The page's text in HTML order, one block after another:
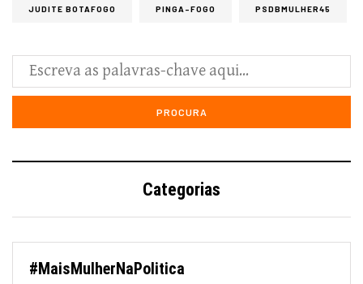
JUDITE BOTAFOGO PINGA-FOGO PSDBMULHER45
Categorias
#MaisMulherNaPolitica